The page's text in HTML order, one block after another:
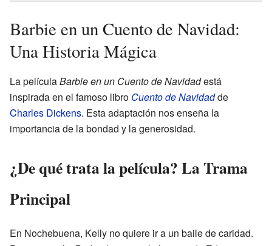
Barbie en un Cuento de Navidad:
Una Historia Mágica
La películaBarbie en un Cuento de Navidadestá
inspirada en el famoso libro Cuento de Navidadde
Charles Dickens. Esta adaptación nos enseña la
importancia de la bondad y la generosidad.
¿De qué trata la película? La Trama
Principal
En Nochebuena, Kelly no quiere ir a un baile de caridad.